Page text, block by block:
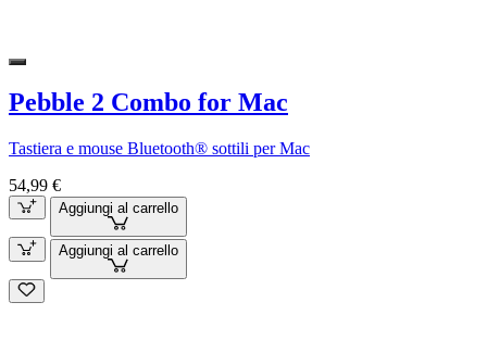
Pebble 2 Combo for Mac
Tastiera e mouse Bluetooth® sottili per Mac
54,99 €
Aggiungi al carrello
Aggiungi al carrello